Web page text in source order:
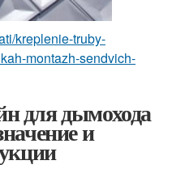
kreplenie-truby-
montazh-sendvich-
для дымохода
и